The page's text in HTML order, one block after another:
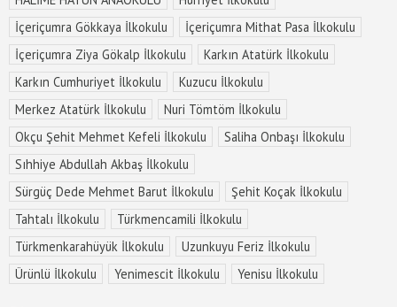
İçeriçumra Gökkaya İlkokulu
İçeriçumra Mithat Pasa İlkokulu
İçeriçumra Ziya Gökalp İlkokulu
Karkın Atatürk İlkokulu
Karkın Cumhuriyet İlkokulu
Kuzucu İlkokulu
Merkez Atatürk İlkokulu
Nuri Tömtöm İlkokulu
Okçu Şehit Mehmet Kefeli İlkokulu
Saliha Onbaşı İlkokulu
Sıhhiye Abdullah Akbaş İlkokulu
Sürgüç Dede Mehmet Barut İlkokulu
Şehit Koçak İlkokulu
Tahtalı İlkokulu
Türkmencamili İlkokulu
Türkmenkarahüyük İlkokulu
Uzunkuyu Feriz İlkokulu
Ürünlü İlkokulu
Yenimescit İlkokulu Yenisu İlkokulu